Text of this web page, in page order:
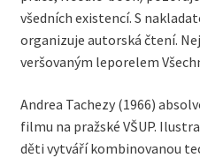
všedních existencí. S
organizuje autorská čtení.
veršovaným leporelem
Andrea Tachezy (1966)
filmu na pražské VŠUP.
děti vytváří kombinovanou